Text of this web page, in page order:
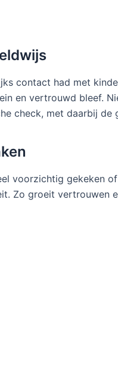
contact had met
en vertrouwd bleef.
check, met daarbij
voorzichtig gekeken
Zo groeit vertrouwen